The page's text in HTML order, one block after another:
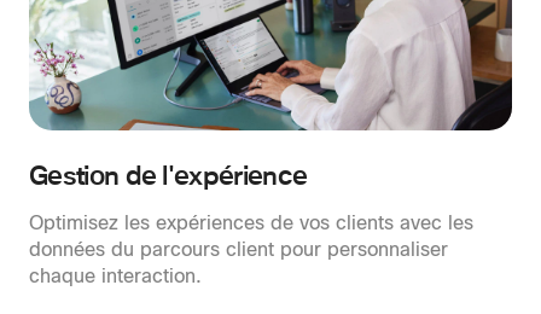
Gestion de l'expérience
Optimisez les expériences de vos clients avec les
données du parcours client pour personnaliser
chaque interaction.